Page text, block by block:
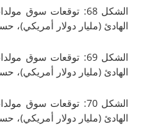
الشكل 68: توقعات سوق مولدات
دولار أمريكي)، حسب الأغذية
الشكل 69: توقعات سوق مولدات
دولار أمريكي)، حسب شركة الأدوية،
الشكل 70: توقعات سوق مولدات
دولار أمريكي)، حسب النفط والغاز،